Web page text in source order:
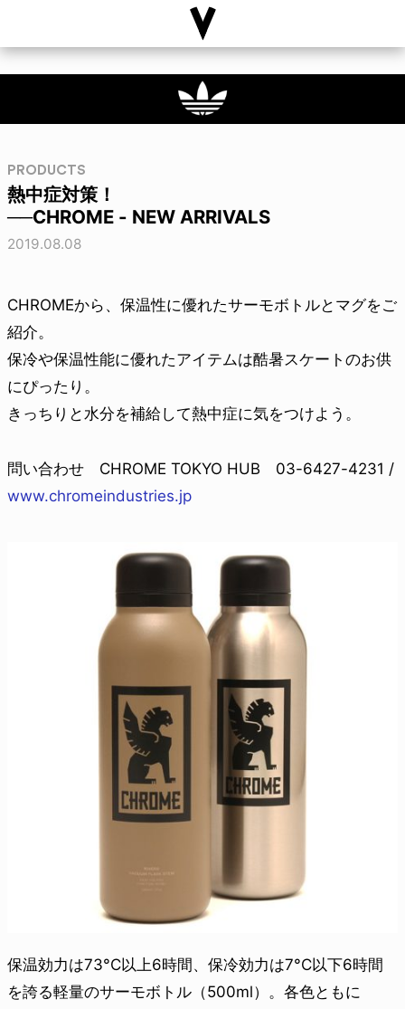
PRODUCTS
熱中症対策！
──CHROME - NEW ARRIVALS
2019.08.08
CHROMEから、保温性に優れたサーモボトルとマグをご
紹介。
保冷や保温性能に優れたアイテムは酷暑スケートのお供
にぴったり。
きっちりと水分を補給して熱中症に気をつけよう。
問い合わせ CHROME TOKYO HUB 03-6427-4231 /
www.chromeindustries.jp
保温効力は73°C以上6時間、保冷効力は7°C以下6時間
を誇る軽量のサーモボトル（500ml）。各色ともに